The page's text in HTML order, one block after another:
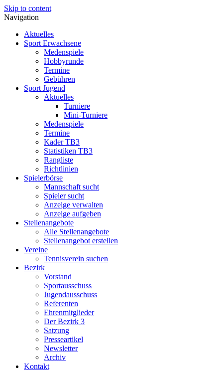
Skip to content
Navigation
Aktuelles
Sport Erwachsene
Medenspiele
Hobbyrunde
Termine
Gebühren
Sport Jugend
Aktuelles
Turniere
Mini-Turniere
Medenspiele
Termine
Kader TB3
Statistiken TB3
Rangliste
Richtlinien
Spielerbörse
Mannschaft sucht
Spieler sucht
Anzeige verwalten
Anzeige aufgeben
Stellenangebote
Alle Stellenangebote
Stellenangebot erstellen
Vereine
Tennisverein suchen
Bezirk
Vorstand
Sportausschuss
Jugendausschuss
Referenten
Ehrenmitglieder
Der Bezirk 3
Satzung
Presseartikel
Newsletter
Archiv
Kontakt